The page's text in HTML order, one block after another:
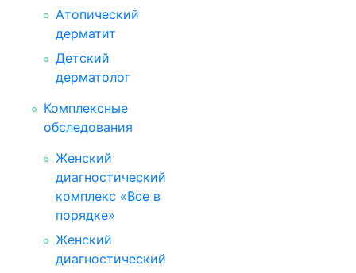
Атопический
дерматит
Детский
дерматолог
Комплексные
обследования
Женский
диагностический
комплекс «Все в
порядке»
Женский
диагностический